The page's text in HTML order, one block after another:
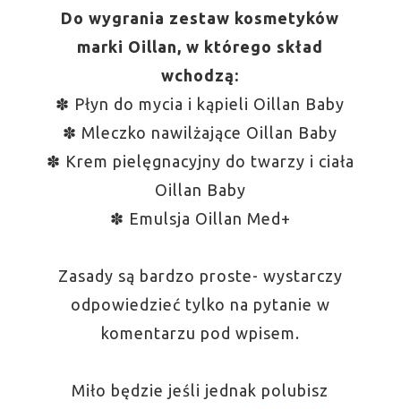
Do wygrania zestaw kosmetyków
marki Oillan, w którego skład
wchodzą:
✽ Płyn do mycia i kąpieli Oillan Baby
✽ Mleczko nawilżające Oillan Baby
✽ Krem pielęgnacyjny do twarzy i ciała
Oillan Baby
✽ Emulsja Oillan Med+
Zasady są bardzo proste- wystarczy
odpowiedzieć tylko na pytanie w
komentarzu pod wpisem.
Miło będzie jeśli jednak polubisz